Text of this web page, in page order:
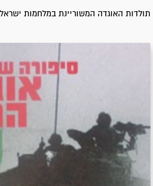
תולדות האוגדה המשוריינת במלחמות ישראל